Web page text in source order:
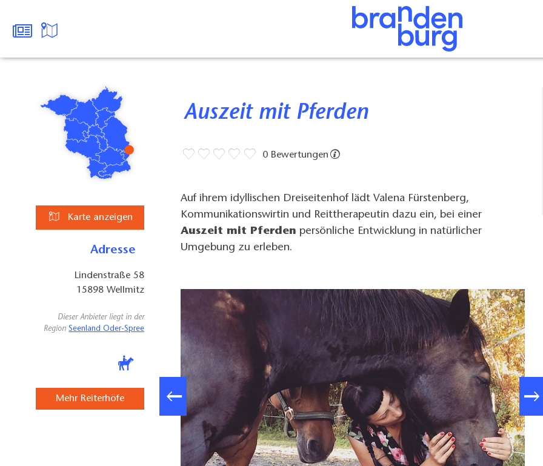
Karte anzeigen
Adresse
Lindenstraße 58
15898 Wellmitz
Dieser Anbieter liegt in der
RegionSeenland Oder-Spree
Mehr Reiterhöfe
Auszeit mit Pferden
0 Bewertungen
Auf ihrem idyllischen Dreiseitenhof lädt Valena Fürstenberg,
Kommunikationswirtin und Reittherapeutin dazu ein, bei einer
Auszeit mit Pferden persönliche Entwicklung in natürlicher
Umgebung zu erleben.